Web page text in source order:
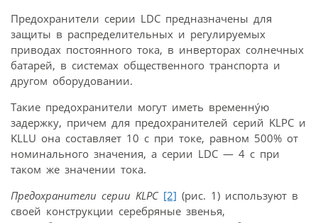
Предохранители серии LDC предназначены для
защиты в распределительных и регулируемых
приводах постоянного тока, в инверторах солнечных
батарей, в системах общественного транспорта и
другом оборудовании.
Такие предохранители могут иметь временнýю
задержку, причем для предохранителей серий KLPC и
KLLU она составляет 10 с при токе, равном 500% от
номинального значения, а серии LDC — 4 с при
таком же значении тока.
Предохранители серии KLPC [2] (рис. 1) используют в
своей конструкции серебряные звенья,